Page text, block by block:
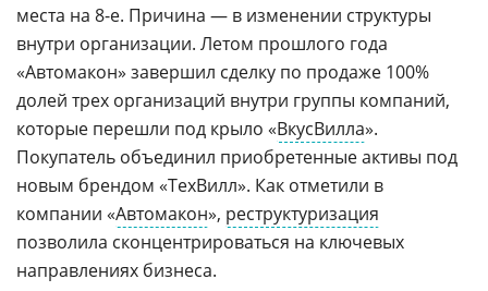
места на 8-е. Причина — в изменении структуры
внутри организации. Летом прошлого года
«Автомакон» завершил сделку по продаже 100%
долей трех организаций внутри группы компаний,
которые перешли под крыло «ВкусВилла».
Покупатель объединил приобретенные активы под
новым брендом «ТехВилл». Как отметили в
компании «Автомакон», реструктуризация
позволила сконцентрироваться на ключевых
направлениях бизнеса.